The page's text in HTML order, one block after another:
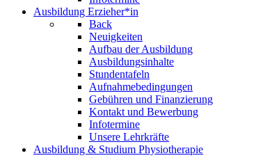
Ausbildung Erzieher*in
Back
Neuigkeiten
Aufbau der Ausbildung
Ausbildungsinhalte
Stundentafeln
Aufnahmebedingungen
Gebühren und Finanzierung
Kontakt und Bewerbung
Infotermine
Unsere Lehrkräfte
Ausbildung & Studium Physiotherapie